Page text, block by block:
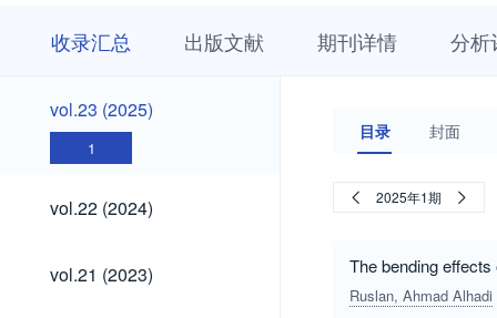
收录汇总 出版文献 期刊详情 分析
vol.23
(2025)
vol.23 (2025)
1
vol.22
(2024)
vol.22 (2024)
vol.21
(2023)
vol.21 (2023)
目录 封面
2025年1期
The bending
Ruslan, Ahmad Alhadi